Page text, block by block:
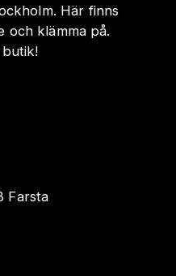
Här finns
och klämma på.
butik!
Farsta